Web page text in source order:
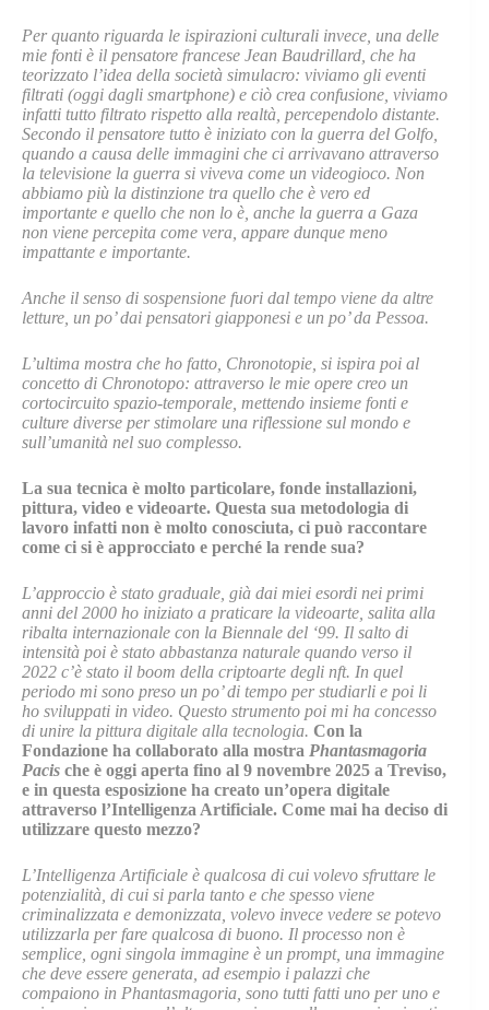
Per quanto riguarda le ispirazioni culturali invece, una delle
mie fonti è il pensatore francese Jean Baudrillard, che ha
teorizzato l’idea della società simulacro: viviamo gli eventi
filtrati (oggi dagli smartphone) e ciò crea confusione, viviamo
infatti tutto filtrato rispetto alla realtà, percependolo distante.
Secondo il pensatore tutto è iniziato con la guerra del Golfo,
quando a causa delle immagini che ci arrivavano attraverso
la televisione la guerra si viveva come un videogioco. Non
abbiamo più la distinzione tra quello che è vero ed
importante e quello che non lo è, anche la guerra a Gaza
non viene percepita come vera, appare dunque meno
impattante e importante.
Anche il senso di sospensione fuori dal tempo viene da altre
letture, un po’ dai pensatori giapponesi e un po’ da Pessoa.
L’ultima mostra che ho fatto, Chronotopie, si ispira poi al
concetto di Chronotopo: attraverso le mie opere creo un
cortocircuito spazio-temporale, mettendo insieme fonti e
culture diverse per stimolare una riflessione sul mondo e
sull’umanità nel suo complesso.
La sua tecnica è molto particolare, fonde installazioni,
pittura, video e videoarte. Questa sua metodologia di
lavoro infatti non è molto conosciuta, ci può raccontare
come ci si è approcciato e perché la rende sua?
L’approccio è stato graduale, già dai miei esordi nei primi
anni del 2000 ho iniziato a praticare la videoarte, salita alla
ribalta internazionale con la Biennale del ‘99. Il salto di
intensità poi è stato abbastanza naturale quando verso il
2022 c’è stato il boom della criptoarte degli nft. In quel
periodo mi sono preso un po’ di tempo per studiarli e poi li
ho sviluppati in video. Questo strumento poi mi ha concesso
di unire la pittura digitale alla tecnologia. Con la
Fondazione ha collaborato alla mostra Phantasmagoria
Pacis che è oggi aperta fino al 9 novembre 2025 a Treviso,
e in questa esposizione ha creato un’opera digitale
attraverso l’Intelligenza Artificiale. Come mai ha deciso di
utilizzare questo mezzo?
L’Intelligenza Artificiale è qualcosa di cui volevo sfruttare le
potenzialità, di cui si parla tanto e che spesso viene
criminalizzata e demonizzata, volevo invece vedere se potevo
utilizzarla per fare qualcosa di buono. Il processo non è
semplice, ogni singola immagine è un prompt, una immagine
che deve essere generata, ad esempio i palazzi che
compaiono in Phantasmagoria, sono tutti fatti uno per uno e